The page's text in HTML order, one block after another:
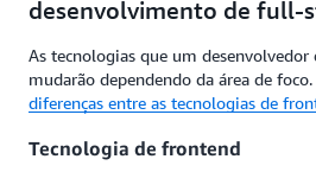
desenvolvimento de full-
As tecnologias que um desenvolvedor
mudarão dependendo da área de
diferenças entre as tecnologias de
Tecnologia de frontend